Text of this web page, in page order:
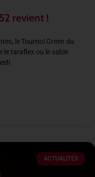
revient !
le Tournoi Green du
le taraflex ou le sable
ACTUALITÉS